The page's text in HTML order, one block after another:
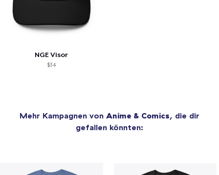
NGE Visor
$34
Mehr Kampagnen von Anime & Comics, die dir
gefallen könnten: